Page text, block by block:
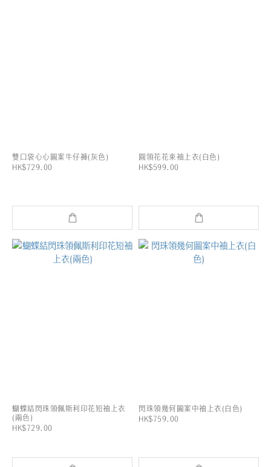
雙口袋心心圖案牛仔褲(灰色)
HK$729.00
圓領花花束袖上衣(白色)
HK$599.00
蝴蝶結閃珠領佩斯利印花短袖上衣
(兩色)
HK$729.00
閃珠領幾何圖案中袖上衣(白色)
HK$759.00